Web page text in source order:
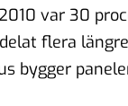
var 30
flera
bygger